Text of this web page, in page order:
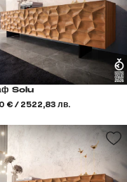
Solu
€ / 2522,83 лв.